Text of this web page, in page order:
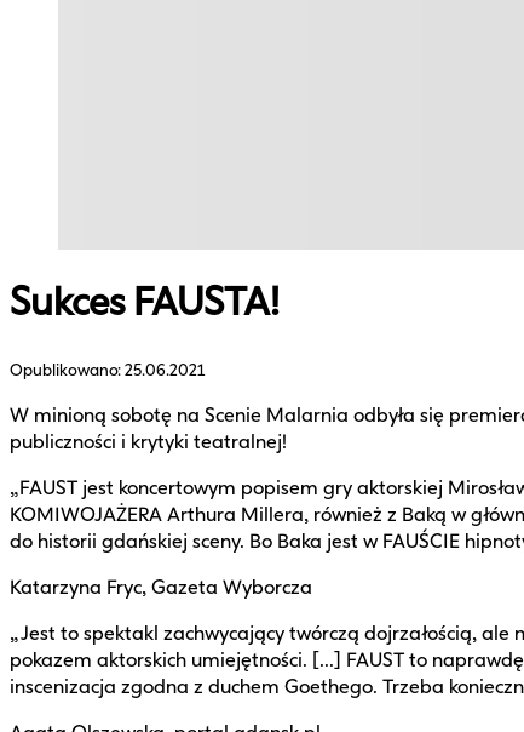
Sukces FAUSTA!
Opublikowano:25.06.2021
W minioną sobotę na Scenie Malarnia odbyła się
publiczności i krytyki teatralnej!
„FAUST jest koncertowym popisem gry aktorskiej
KOMIWOJAŻERA Arthura Millera, również z Baką w
do historii gdańskiej sceny. Bo Baka jest w FAUŚCIE
Katarzyna Fryc, Gazeta Wyborcza
„Jest to spektakl zachwycający twórczą dojrzałością,
pokazem aktorskich umiejętności. [...] FAUST to
inscenizacja zgodna z duchem Goethego. Trzeba